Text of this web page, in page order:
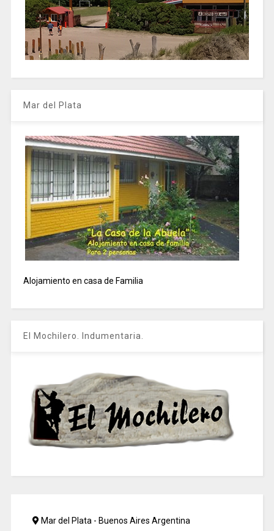
Mar del Plata
Alojamiento en casa de Familia
El Mochilero. Indumentaria.
Mar del Plata - Buenos Aires Argentina